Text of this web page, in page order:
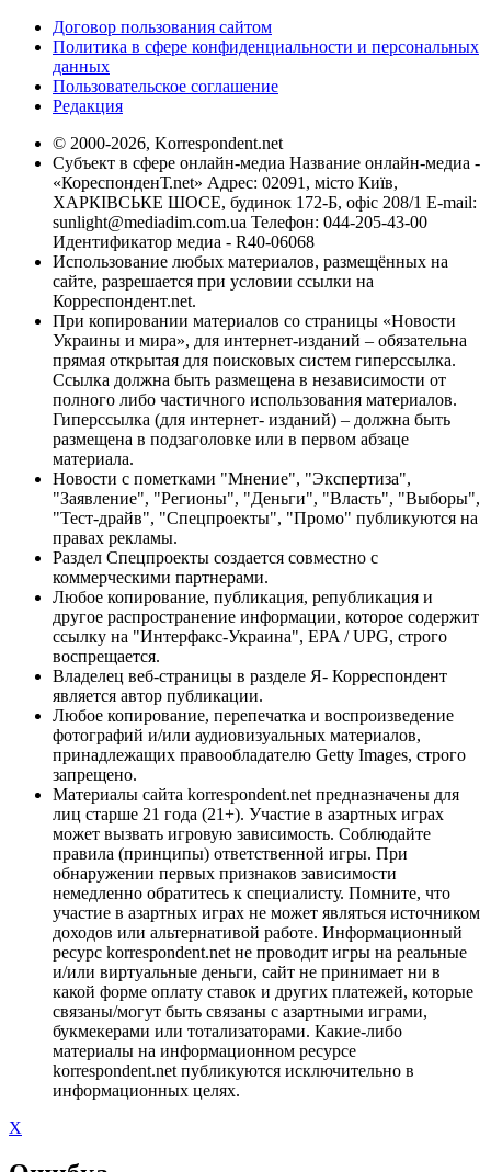
Договор пользования сайтом
Политика в сфере конфиденциальности и персональных
данных
Пользовательское соглашение
Редакция
© 2000-2026, Korrespondent.net
Субъект в сфере онлайн-медиа Название онлайн-медиа -
«КореспонденТ.net» Адрес: 02091, місто Київ,
ХАРКІВСЬКЕ ШОСЕ, будинок 172-Б, офіс 208/1 E-mail:
sunlight@mediadim.com.ua Телефон: 044-205-43-00
Идентификатор медиа - R40-06068
Использование любых материалов, размещённых на
сайте, разрешается при условии ссылки на
Корреспондент.net.
При копировании материалов со страницы «Новости
Украины и мира», для интернет-изданий – обязательна
прямая открытая для поисковых систем гиперссылка.
Ссылка должна быть размещена в независимости от
полного либо частичного использования материалов.
Гиперссылка (для интернет- изданий) – должна быть
размещена в подзаголовке или в первом абзаце
материала.
Новости с пометками "Мнение", "Экспертиза",
"Заявление", "Регионы", "Деньги", "Власть", "Выборы",
"Тест-драйв", "Спецпроекты", "Промо" публикуются на
правах рекламы.
Раздел Спецпроекты создается совместно с
коммерческими партнерами.
Любое копирование, публикация, републикация и
другое распространение информации, которое содержит
ссылку на "Интерфакс-Украина", EPA / UPG, строго
воспрещается.
Владелец веб-страницы в разделе Я- Корреспондент
является автор публикации.
Любое копирование, перепечатка и воспроизведение
фотографий и/или аудиовизуальных материалов,
принадлежащих правообладателю Getty Images, строго
запрещено.
Материалы сайта korrespondent.net предназначены для
лиц старше 21 года (21+). Участие в азартных играх
может вызвать игровую зависимость. Соблюдайте
правила (принципы) ответственной игры. При
обнаружении первых признаков зависимости
немедленно обратитесь к специалисту. Помните, что
участие в азартных играх не может являться источником
доходов или альтернативой работе. Информационный
ресурс korrespondent.net не проводит игры на реальные
и/или виртуальные деньги, сайт не принимает ни в
какой форме оплату ставок и других платежей, которые
связаны/могут быть связаны с азартными играми,
букмекерами или тотализаторами. Какие-либо
материалы на информационном ресурсе
korrespondent.net публикуются исключительно в
информационных целях.
X